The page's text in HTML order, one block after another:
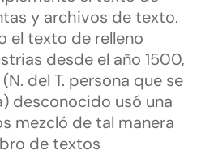
y archivos de texto.
el texto de relleno
desde el año 1500,
del T. persona que se
desconocido usó una
mezcló de tal manera
de textos